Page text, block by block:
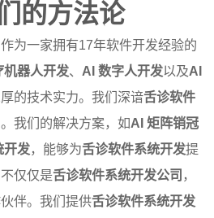
的方法论
作为一家拥有17年软件开发经验的
机器人开发、 AI 数字人开发以及AI
的技术实力。我们深谙舌诊软件
我们的解决方案，如AI 矩阵销冠
开发，能够为舌诊软件系统开发提
仅仅是舌诊软件系统开发公司 ，
伴。我们提供舌诊软件系统开发